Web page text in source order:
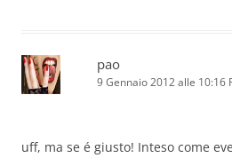
pao
9 Gennaio 2012 alle 10:16
uff, ma se é giusto! Inteso come